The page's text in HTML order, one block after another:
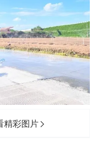
精彩图片